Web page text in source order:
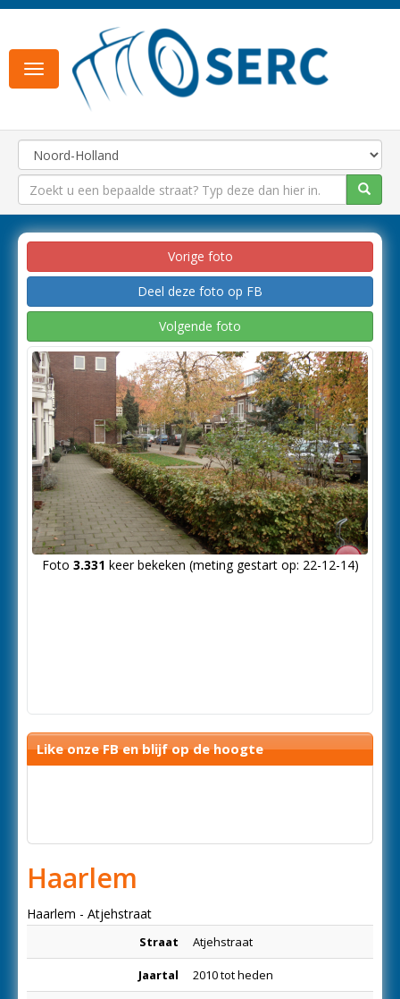
Toggle
navigation
Vorige foto
Deel deze foto op FB
Volgende foto
Foto 3.331 keer bekeken (meting gestart op: 22-12-14)
Like onze FB en blijf op de hoogte
Haarlem
Haarlem - Atjehstraat
Straat Atjehstraat
Jaartal 2010 tot heden